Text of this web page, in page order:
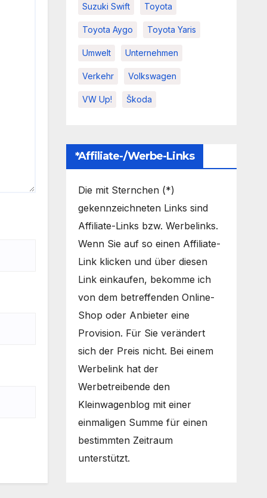
Suzuki Swift Toyota
Toyota Aygo Toyota Yaris
Umwelt Unternehmen
Verkehr Volkswagen
VW Up! Škoda
*Affiliate-/Werbe-Links
Die mit Sternchen (*)
gekennzeichneten Links sind
Affiliate-Links bzw. Werbelinks.
Wenn Sie auf so einen Affiliate-
Link klicken und über diesen
Link einkaufen, bekomme ich
von dem betreffenden Online-
Shop oder Anbieter eine
Provision. Für Sie verändert
sich der Preis nicht. Bei einem
Werbelink hat der
Werbetreibende den
Kleinwagenblog mit einer
einmaligen Summe für einen
bestimmten Zeitraum
unterstützt.